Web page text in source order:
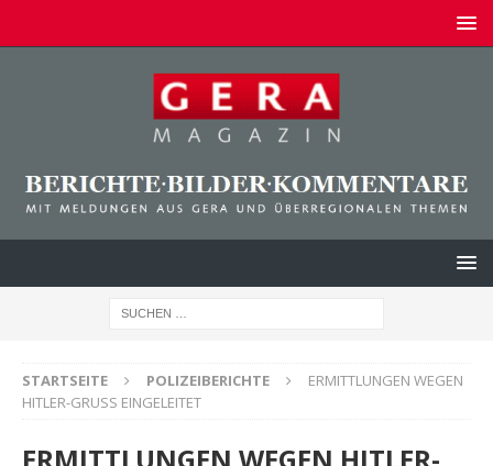
STARTSEITE POLIZEIBERICHTE
ERMITTLUNGEN WEGEN
HITLER-GRUSS EINGELEITET